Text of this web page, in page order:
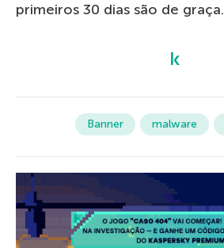
primeiros 30 dias são de graça.
Banner malware